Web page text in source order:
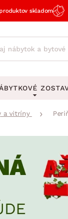
skladom
lampy a
a závesné
vše
Obývacie
Spálňové
Kancelárske
Kuchynské
Detské
Predsieňové
a vitríny